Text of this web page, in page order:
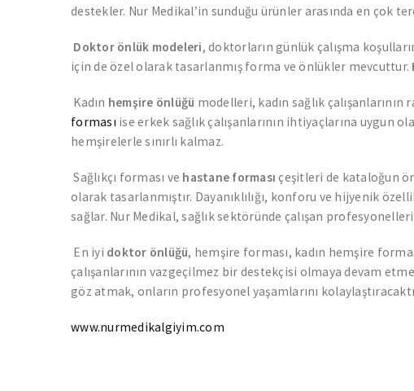
destekler. Nur Medikal’in sunduğu ürünler arasında en çok
Doktor önlük modeleri, doktorların günlük çalışma
için de özel olarak tasarlanmış forma ve önlükler mevcuttur.
Kadın hemşire önlüğü modelleri, kadın sağlık
forması ise erkek sağlık çalışanlarının ihtiyaçlarına uygun
hemşirelerle sınırlı kalmaz.
Sağlıkçı forması ve hastane forması çeşitleri de kataloğun
olarak tasarlanmıştır. Dayanıklılığı, konforu ve hijyenik
sağlar. Nur Medikal, sağlık sektöründe çalışan
En iyi doktor önlüğü, hemşire forması, kadın hemşire
çalışanlarının vazgeçilmez bir destekçisi olmaya devam
göz atmak, onların profesyonel yaşamlarını
www.nurmedikalgiyim.com